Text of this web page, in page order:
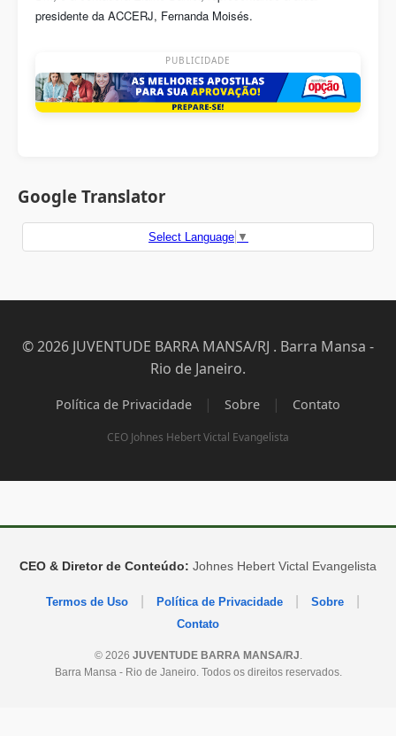
presidente da ACCERJ, Fernanda Moisés.
PUBLICIDADE
Google Translator
Select Language ▼
© 2026 JUVENTUDE BARRA MANSA/RJ . Barra Mansa -
Rio de Janeiro.
Política de Privacidade | Sobre | Contato
CEO Johnes Hebert Victal Evangelista
CEO & Diretor de Conteúdo: Johnes Hebert Victal Evangelista
Termos de Uso Política de Privacidade Sobre
Contato
© 2026 JUVENTUDE BARRA MANSA/RJ.
Barra Mansa - Rio de Janeiro. Todos os direitos reservados.